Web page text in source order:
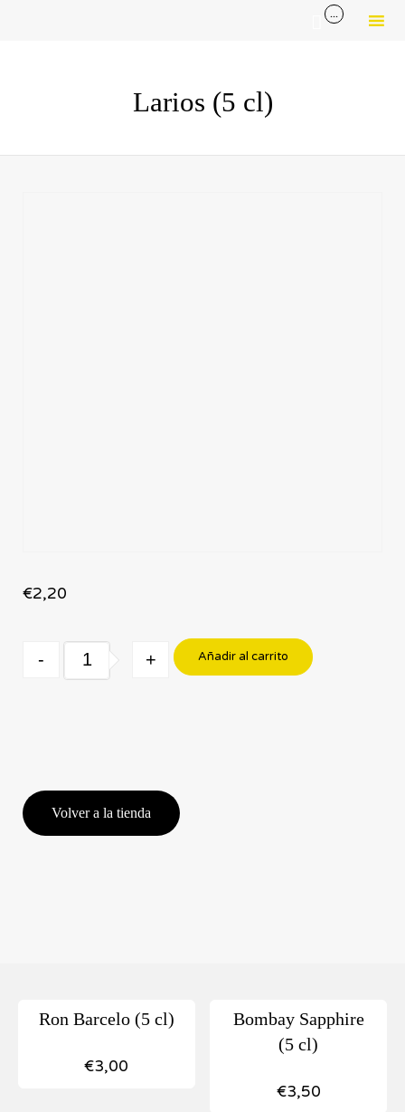
...
Larios (5 cl)
€2,20
- + Añadir al carrito
Volver a la tienda
Ron Barcelo (5 cl)
€3,00
Bombay Sapphire
(5 cl)
€3,50